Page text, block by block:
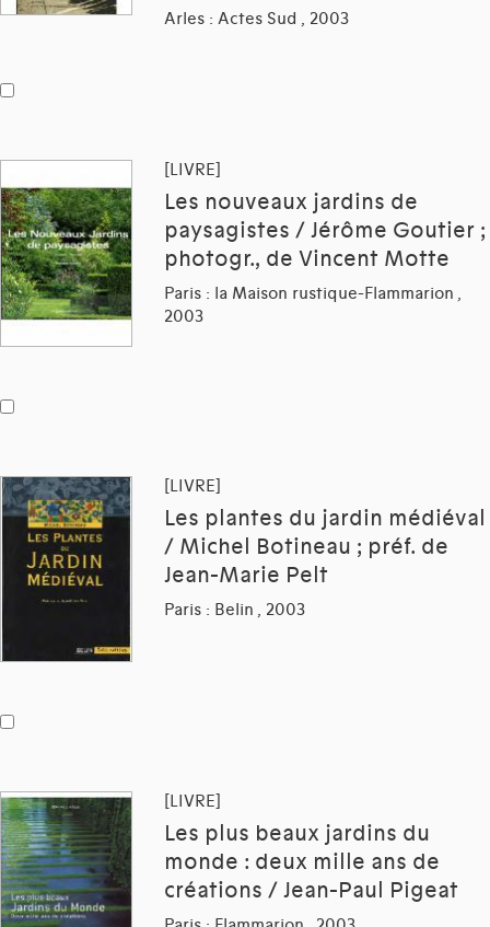
Arles : Actes Sud , 2003
[LIVRE]
Les nouveaux jardins de
paysagistes / Jérôme Goutier ;
photogr., de Vincent Motte
Paris : la Maison rustique-Flammarion ,
2003
[LIVRE]
Les plantes du jardin médiéval
/ Michel Botineau ; préf. de
Jean-Marie Pelt
Paris : Belin , 2003
[LIVRE]
Les plus beaux jardins du
monde : deux mille ans de
créations / Jean-Paul Pigeat